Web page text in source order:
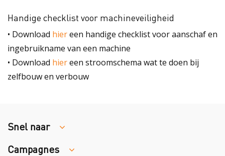
Handige checklist voor machineveiligheid
• Download hiereen handige checklist voor aanschaf en
ingebruikname van een machine
• Download hiereen stroomschema wat te doen bij
zelfbouw en verbouw
Snel naar
Traumaopvang
Campagnes